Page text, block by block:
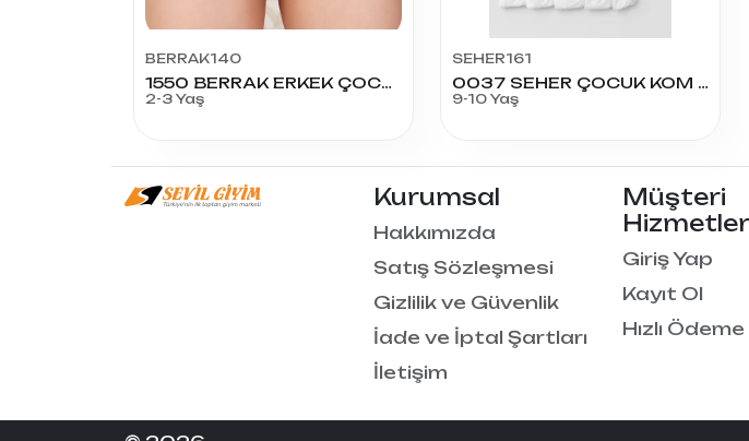
BERRAK140
1550 BERRAK ERKEK ÇOCUK SLİP KÜLOT NO:2
2-3 Yaş
SEHER161
0037 SEHER ÇOCUK KOM NO:5
9-10 Yaş
Kurumsal
Hakkımızda
Satış Sözleşmesi
Gizlilik ve Güvenlik
İade ve İptal Şartları
İletişim
Müşteri
Giriş Yap
Kayıt Ol
Hızlı Ödeme